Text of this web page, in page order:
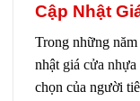
Cập Nhật
Trong những
nhật giá cửa
chọn của người